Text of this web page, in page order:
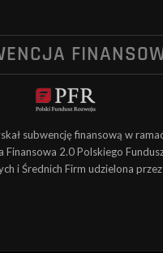
subwencję finansową w
Finansowa 2.0 Polskiego
i Średnich Firm udzielona przez